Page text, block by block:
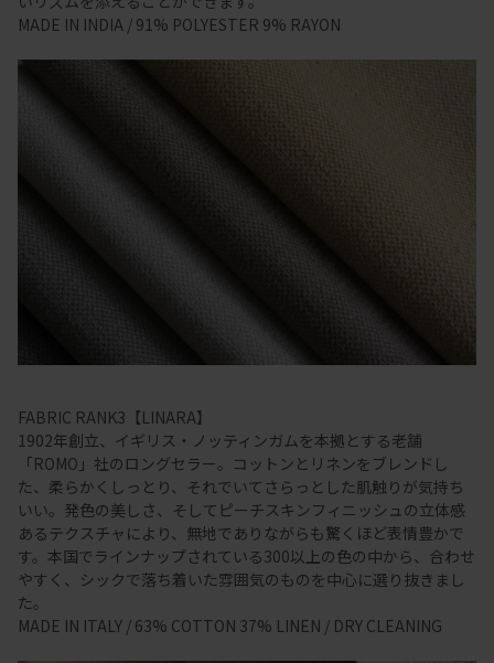
MADE IN INDIA / 91% POLYESTER 9% RAYON
FABRIC RANK3【LINARA】
1902年創立、イギリス・ノッティンガムを本拠とする老舗
「ROMO」社のロングセラー。コットンとリネンをブレンドし
た、柔らかくしっとり、それでいてさらっとした肌触りが気持ち
いい。発色の美しさ、そしてピーチスキンフィニッシュの立体感
あるテクスチャにより、無地でありながらも驚くほど表情豊かで
す。本国でラインナップされている300以上の色の中から、合わせ
やすく、シックで落ち着いた雰囲気のものを中心に選り抜きまし
た。
MADE IN ITALY / 63% COTTON 37% LINEN / DRY CLEANING